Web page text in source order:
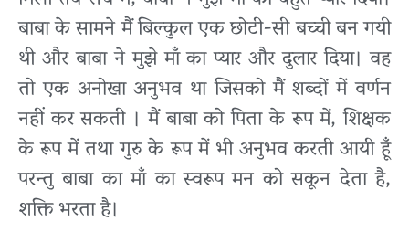
बाबा के सामने मैं बिल्कुल एक छोटी-सी बच्ची बन गयी
थी और बाबा ने मुझे माँ का प्यार और दुलार दिया। वह
तो एक अनोखा अनुभव था जिसको मैं शब्दों में वर्णन
नहीं कर सकती । मैं बाबा को पिता के रूप में, शिक्षक
के रूप में तथा गुरु के रूप में भी अनुभव करती आयी हूँ
परन्तु बाबा का माँ का स्वरूप मन को सकून देता है,
शक्ति भरता है।